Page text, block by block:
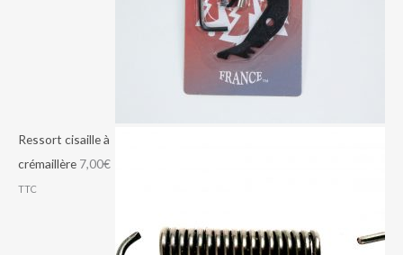
Ressort cisaille à
crémaillère 7,00€
TTC